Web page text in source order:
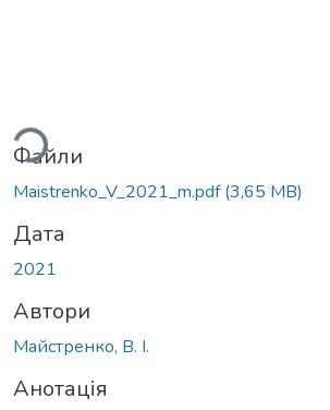
Файли
Maistrenko_V_2021_m.pdf(3,65 MB)
Дата
2021
Автори
Майстренко, В. І.
Анотація